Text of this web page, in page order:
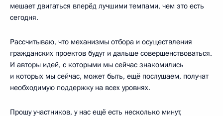
мешает двигаться вперёд лучшими темпами, чем это есть
сегодня.
Рассчитываю, что механизмы отбора и осуществления
гражданских проектов будут и дальше совершенствоваться.
И авторы идей, с которыми мы сейчас знакомились
и которых мы сейчас, может быть, ещё послушаем, получат
необходимую поддержку на всех уровнях.
Прошу участников, у нас ещё есть несколько минут,